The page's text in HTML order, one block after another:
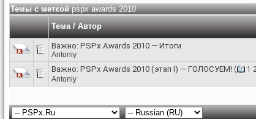
Темы с меткойpspx awards 2010
Тема / Автор
Важно: PSPx Awards 2010 — Итоги
Antoniy
Важно: PSPx Awards 2010 (этап I) — ГОЛОСУЕМ! ( 1
Antoniy